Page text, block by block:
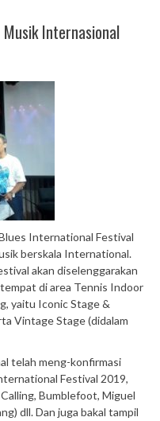
Internasional
International Festival
berskala International.
akan diselenggarakan
di area Tennis Indoor
yaitu Iconic Stage &
Vintage Stage (didalam
telah meng-konfirmasi
Festival 2019,
Bumblefoot, Miguel
dll. Dan juga bakal tampil